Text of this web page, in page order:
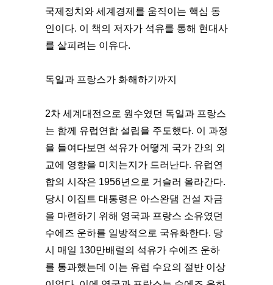
국제정치와 세계경제를 움직이는 핵심 동
인이다. 이 책의 저자가 석유를 통해 현대사
를 살피려는 이유다.
독일과 프랑스가 화해하기까지
2차 세계대전으로 원수였던 독일과 프랑스
는 함께 유럽연합 설립을 주도했다. 이 과정
을 들여다보면 석유가 어떻게 국가 간의 외
교에 영향을 미치는지가 드러난다. 유럽연
합의 시작은 1956년으로 거슬러 올라간다.
당시 이집트 대통령은 아스완댐 건설 자금
을 마련하기 위해 영국과 프랑스 소유였던
수에즈 운하를 일방적으로 국유화한다. 당
시 매일 130만배럴의 석유가 수에즈 운하
를 통과했는데 이는 유럽 수요의 절반 이상